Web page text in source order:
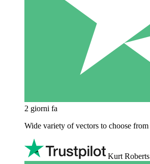
2 giorni fa
Wide variety of vectors to choose from
Kurt Roberts